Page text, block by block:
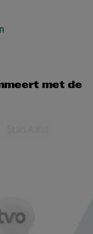
met de